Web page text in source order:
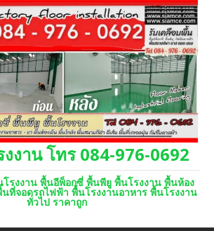
งาน โทร 084-976-0692
รงงาน พื้นอีพ็อกซี่ พื้นพียู พื้นโรงงาน พื้นห้อง
ที่จอดรถไฟฟ้า พื้นโรงงานอาหาร พื้นโรงงาน
ทั่วไป ราคาถูก